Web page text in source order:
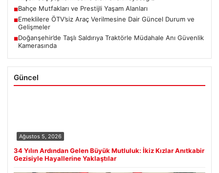
■Bahçe Mutfakları ve Prestijli Yaşam Alanları
■Emeklilere ÖTV’siz Araç Verilmesine Dair Güncel Durum ve
Gelişmeler
■Doğanşehir’de Taşlı Saldırıya Traktörle Müdahale Anı Güvenlik
Kamerasında
Güncel
Ağustos 5, 2026
34 Yılın Ardından Gelen Büyük Mutluluk: İkiz Kızlar Anıtkabir
Gezisiyle Hayallerine Yaklaştılar